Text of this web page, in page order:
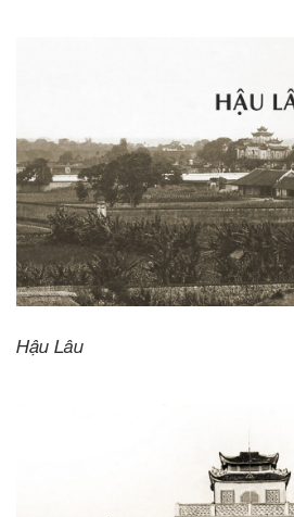
Hậu Lâu